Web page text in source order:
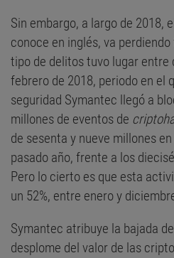
Sin embargo, a largo de 2018,
conoce en inglés, va
tipo de delitos tuvo lugar entre
febrero de 2018, periodo en el
seguridad Symantec llegó a
millones de eventos de
de sesenta y nueve millones
pasado año, frente a los
Pero lo cierto es que esta
un 52%, entre enero y
Symantec atribuye la bajada
desplome del valor de las